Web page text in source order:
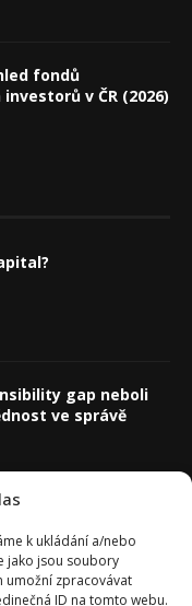
k ukládání a/nebo
jako jsou soubory
umožní zpracovávat
ID na tomto webu.
fondů
v ČR (2026)
gap neboli
ve správě